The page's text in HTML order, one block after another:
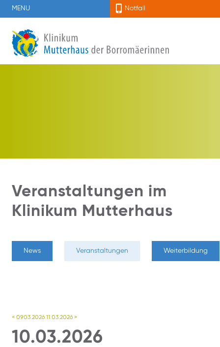
MENU Notfall
Veranstaltungen im
Klinikum Mutterhaus
News Veranstaltungen Weiterbildung
< 09.03.2026 11.03.2026 >
10.03.2026